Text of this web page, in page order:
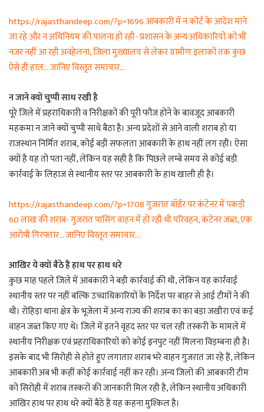
https://rajasthandeep.com/?p=1696 आबकारी में न कोर्ट के आदेश माने
जा रहे और न अधिनियम की पालना हो रही- प्रशासन के अन्य अधिकारियों को भी
नजर नहीं आ रही अवहेलना, जिला मुख्यालय से लेकर ग्रामीण इलाकों तक कुछ
ऐसे ही हाल… जानिए विस्तृत समाचार…
न जाने क्यों चुप्पी साध रखी है
पूरे जिले में प्रहराधिकारी व निरीक्षकों की पूरी फौज होने के बावजूद आबकारी
महकमा न जाने क्यों चुप्पी साधे बैठा है। अन्य प्रदेशों से आने वाली शराब हो या
राजस्थान निर्मित शराब, कोई बड़ी सफलता आबकारी के हाथ नहीं लग रही। ऐसा
क्यों है यह तो पता नहीं, लेकिन यह सही है कि पिछले लम्बे समय से कोई बड़ी
कार्रवाई के लिहाज से स्थानीय स्तर पर आबकारी के हाथ खाली ही है।
https://rajasthandeep.com/?p=1708 गुजरात बॉर्डर पर कंटेनर में पकड़ी
60 लाख की शराब- गुजरात पासिंग वाहन में हो रही थी परिवहन, कंटेनर जब्त, एक
आरोपी गिरफ्तार… जानिए विस्तृत समाचार…
आखिर ये क्यों बैठे हैं हाथ पर हाथ धरे
कुछ माह पहले जिले में आबकारी ने बड़ी कार्रवाई की थी, लेकिन यह कार्रवाई
स्थानीय स्तर पर नहीं बल्कि उच्चाधिकारियों के निर्देश पर बाहर से आई टीमों ने की
थी। रोहिड़ा थाना क्षेत्र के भूजेला में अन्य राज्य की शराब का का बड़ा जखीरा एवं कई
वाहन जब्त किए गए थे। जिले में इतने वृहद स्तर पर चल रही तस्करी के मामले में
स्थानीय निरीक्षक एवं प्रहराधिकारियों को कोई इनपुट नहीं मिलना विड़म्बना ही है।
इसके बाद भी सिरोही से होते हुए लगातार शराब भरे वाहन गुजरात जा रहे हैं, लेकिन
आबकारी अब भी कहीं कोई कार्रवाई नहीं कर रही। अन्य जिलों की आबकारी टीम
को सिरोही में शराब तस्करों की जानकारी मिल रही है, लेकिन स्थानीय अधिकारी
आखिर हाथ पर हाथ धरे क्यों बैठे हैं यह कहना मुश्किल है।